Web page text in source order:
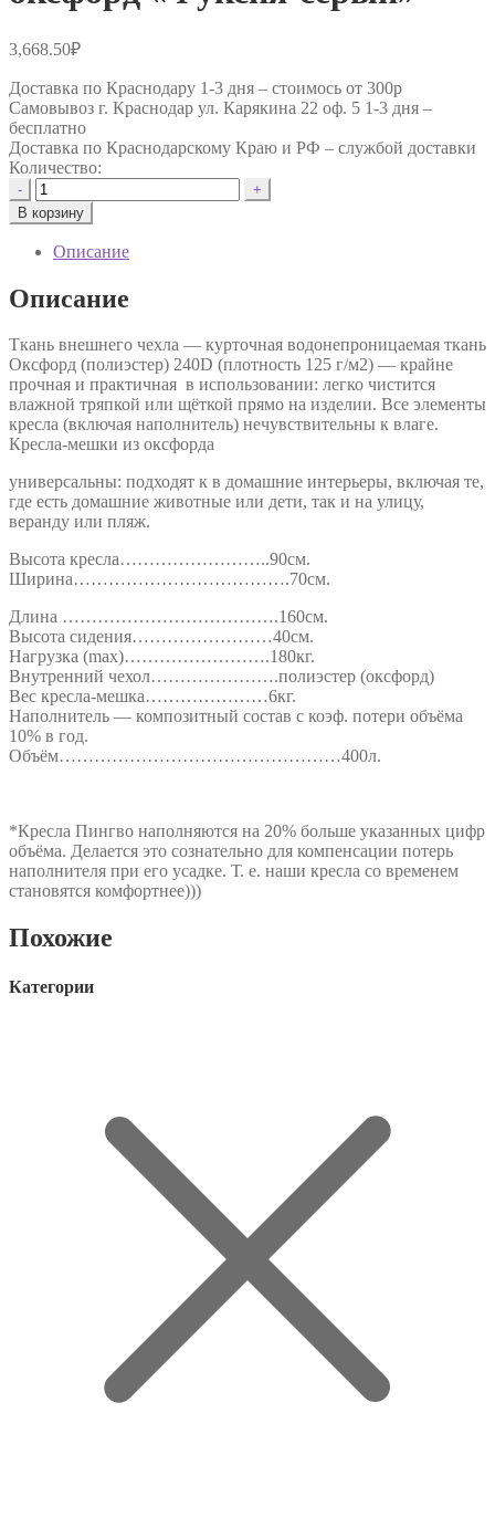
3,668.50₽
Доставка по Краснодару 1-3 дня – стоимось от 300р
Самовывоз г. Краснодар ул. Карякина 22 оф. 5 1-3 дня –
бесплатно
Доставка по Краснодарскому Краю и РФ – службой доставки
Количество:
-
Количество
товара
Авторское
кресло
"Le-
оксфорд
серый"
+
В корзину
Описание
Описание
Ткань внешнего чехла — курточная водонепроницаемая ткань
Оксфорд (полиэстер) 240D (плотность 125 г/м2) — крайне
прочная и практичная в использовании: легко чистится
влажной тряпкой или щёткой прямо на изделии. Все элементы
кресла (включая наполнитель) нечувствительны к влаге.
Кресла-мешки из оксфорда
универсальны: подходят к в домашние интерьеры, включая те,
где есть домашние животные или дети, так и на улицу,
веранду или пляж.
Высота кресла……………………..90см.
Ширина……………………………….70см.
Длина ……………………………….160см.
Высота сидения……………………40см.
Нагрузка (max)…………………….180кг.
Внутренний чехол………………….полиэстер (оксфорд)
Вес кресла-мешка…………………6кг.
Наполнитель — композитный состав с коэф. потери объёма
10% в год.
Объём…………………………………………400л.
*Кресла Пингво наполняются на 20% больше указанных цифр
объёма. Делается это сознательно для компенсации потерь
наполнителя при его усадке. Т. е. наши кресла со временем
становятся комфортнее)))
Похожие
Категории